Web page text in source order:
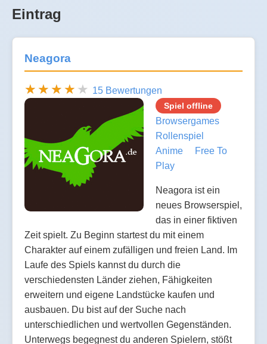
Eintrag
Neagora
15 Bewertungen
Spiel offline
Browsergames
Rollenspiel
Anime
Free To
Play
Neagora ist ein
neues Browserspiel,
das in einer fiktiven
Zeit spielt. Zu Beginn startest du mit einem
Charakter auf einem zufälligen und freien Land. Im
Laufe des Spiels kannst du durch die
verschiedensten Länder ziehen, Fähigkeiten
erweitern und eigene Landstücke kaufen und
ausbauen. Du bist auf der Suche nach
unterschiedlichen und wertvollen Gegenständen.
Unterwegs begegnest du anderen Spielern, stößt